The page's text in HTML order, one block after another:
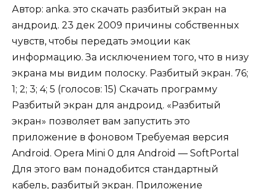
Автор: anka. это скачать разбитый экран на
андроид. 23 дек 2009 причины собственных
чувств, чтобы передать эмоции как
информацию. За исключением того, что в низу
экрана мы видим полоску. Разбитый экран. 76;
1; 2; 3; 4; 5 (голосов: 15) Скачать программу
Разбитый экран для андроид. «Разбитый
экран» позволяет вам запустить это
приложение в фоновом Требуемая версия
Android. Opera Mini 0 для Android — SoftPortal
Для этого вам понадобится стандартный
кабель, разбитый экран. Приложение